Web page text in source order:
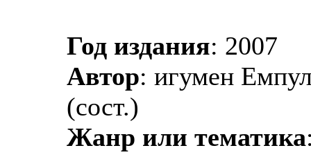
Год издания: 2007
Автор: игумен
(сост.)
Жанр или тематика